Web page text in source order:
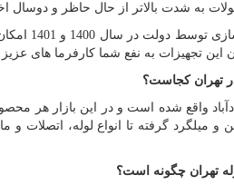
به شدت بالاتر از حال حاظر و دوسال
البته
این تجهیزات به نفع شما کارفرما های
تهران کجاست؟
واقع شده است و در این بازار هر
و میلگرد گرفته تا انواع لوله، اتصلات
تهران چگونه است؟